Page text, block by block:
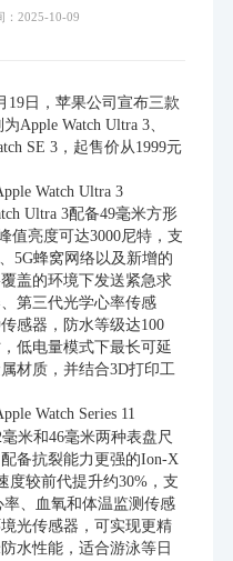
：2025-10-09
日，苹果公司宣布三款
Apple Watch Ultra 3、
SE 3，起售价从1999元
Watch Ultra 3
Ultra 3配备49毫米方形
值亮度可达3000尼特，支
5G蜂窝网络以及新增的
盖的环境下发送紧急求
第三代光学心率传感
感器，防水等级达100
低电量模式下最长可延
材质，并结合3D打印工
Watch Series 11
米和46毫米两种表盘尺
备抗裂能力更强的Ion-X
度较前代提升约30%，支
、血氧和体温监测传感
光传感器，可实现更精
水性能，适合游泳等日